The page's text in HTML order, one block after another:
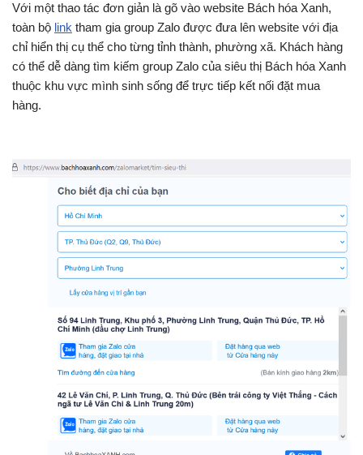
Với một thao tác đơn giản là gõ vào website Bách hóa Xanh,
toàn bộ link tham gia group Zalo được đưa lên website với địa
chỉ hiển thị cụ thể cho từng tỉnh thành, phường xã. Khách hàng
có thể dễ dàng tìm kiếm group Zalo của siêu thị Bách hóa Xanh
thuộc khu vực mình sinh sống để trực tiếp kết nối đặt mua
hàng.